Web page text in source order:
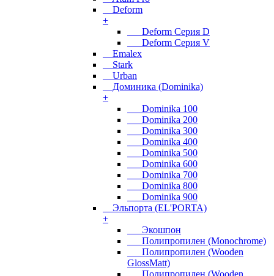
Deform
+
Deform Серия D
Deform Серия V
Emalex
Stark
Urban
Доминика (Dominika)
+
Dominika 100
Dominika 200
Dominika 300
Dominika 400
Dominika 500
Dominika 600
Dominika 700
Dominika 800
Dominika 900
Эльпорта (EL'PORTA)
+
Экошпон
Полипропилен (Monochrome)
Полипропилен (Wooden
GlossMatt)
Полипропилен (Wooden